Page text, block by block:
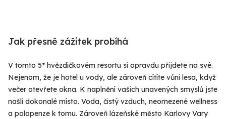
Jak přesně zážitek probíhá
V tomto 5* hvězdičkovém resortu si opravdu přijdete na své.
Nejenom, že je hotel u vody, ale zároveň cítíte vůni lesa, když
večer otevřete okna. K naplnění vašich unavených smyslů jste
našli dokonalé místo. Voda, čistý vzduch, neomezené wellness
a polopenze k tomu. Zároveň lázeňské město Karlovy Vary